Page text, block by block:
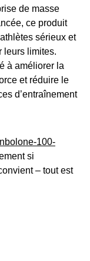
de masse
ce produit
sérieux et
leurs limites.
à améliorer la
et réduire le
d’entraînement
100-
si
– tout est